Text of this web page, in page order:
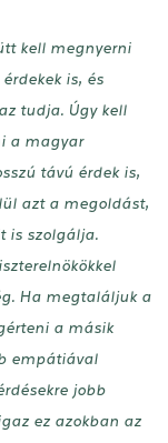
kell megnyerni
is, és
tudja. Úgy kell
a magyar
távú érdek is,
azt a megoldást,
is szolgálja.
Ha megtaláljuk a
a másik
empátiával
jobb
ez azokban az